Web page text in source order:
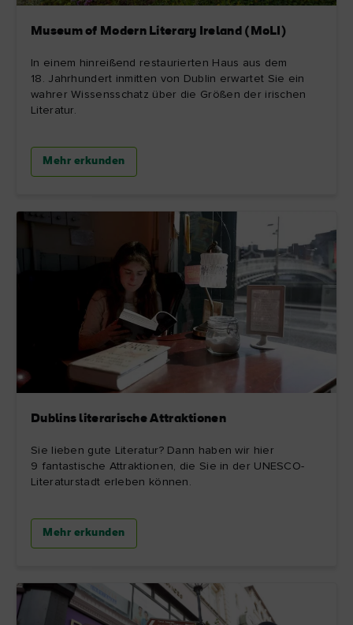
Museum of Modern Literary Ireland (MoLI)
In einem hinreißend restaurierten Haus aus dem
18. Jahrhundert inmitten von Dublin erwartet Sie ein
wahrer Wissensschatz über die Größen der irischen
Literatur.
Mehr erkunden
Dublins literarische Attraktionen
Sie lieben gute Literatur? Dann haben wir hier
9 fantastische Attraktionen, die Sie in der UNESCO-
Literaturstadt erleben können.
Mehr erkunden